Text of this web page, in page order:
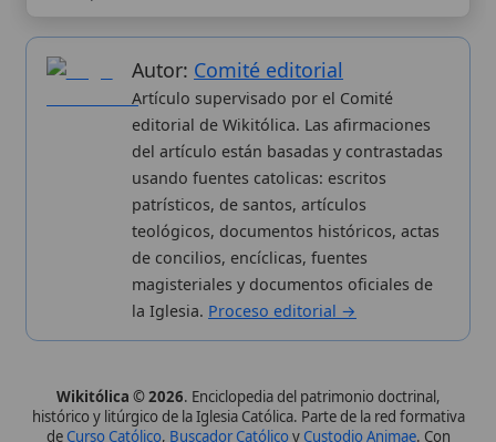
Wikitólica © 2026. Enciclopedia del patrimonio doctrinal,
histórico y litúrgico de la Iglesia Católica. Parte de la red formativa
Buscador Católico y Custodio Animae
analíticas anónimas. LicenciaCC BY-SA(texto). Editado en
Valencia, España.ISSN: 3101-7339. Bajo el patrocinio de San
Carlo Acutis.
Sobre nosotros
Proceso editorial
Publicación seriada
Datos abiertos
Estadísticas
Categorias
Más visitados
Nuevas entradas
Cambios recientes
Aplicaciones
Canal de WhatsApp
Únete · publicación regular